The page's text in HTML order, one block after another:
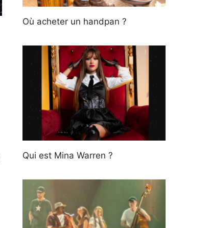
Où acheter un handpan ?
Qui est Mina Warren ?